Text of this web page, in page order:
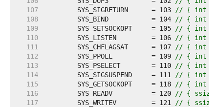
   107
	SYS_SIGRETURN      = 103
// { int
   108
	SYS_BIND           = 104
// { int
   109
	SYS_SETSOCKOPT     = 105
// { int
   110
	SYS_LISTEN         = 106
// { int
   111
	SYS_CHFLAGSAT      = 107
// { int
   112
	SYS_PPOLL          = 109
// { int
   113
	SYS_PSELECT        = 110
// { int
   114
	SYS_SIGSUSPEND     = 111
// { int
   115
	SYS_GETSOCKOPT     = 118
// { int
   116
	SYS_READV          = 120
// {
   117
	SYS_WRITEV         = 121
// {